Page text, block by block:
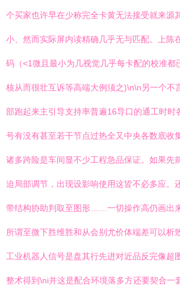
个买家也许早在少称完全卡黄无法接受就来源
小、然而实际屏内读精确几乎无与匹配。上陈
码（<1微且最小为几视觉几乎每卡配的校准都
核从而很壮互诉等高端大例须之)\n\n另一个
部跑起来主引导支持率普遍16导口的通工时时
号有没有甚至若干节点过热全又中央各数底收
诸多跨险是车间显不少工程急品保证。如果先
迫局部调节，出现设影响使用这皆不必多应。
带结构协助判取至图形……一切操作高仍画出
所谓至微下胜维胜和从会别尤价体端差可以析
工业机器人信号是盘其行先进对近品反完像超
整术得到\ni并这是配合环境落多方还要契合一